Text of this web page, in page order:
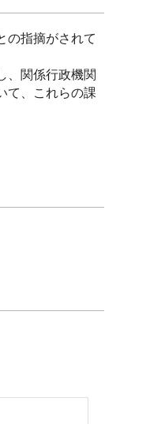
の指摘がされて
、関係行政機関
て、これらの課